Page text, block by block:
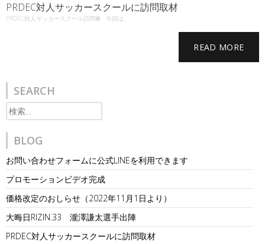
PRDEC対人サッカースクールに訪問取材
PRDEC対人サッカースクール訪問⚽ 今回は、
READ MORE
SEARCH
検
索:
BLOG
お問い合わせフォームに公式LINEを利用できます
プロモーションビデオ完成
価格改定のおしらせ（2022年11月1日より）
大晦日RIZIN.33 瀧澤謙太選手出陣
PRDEC対人サッカースクールに訪問取材